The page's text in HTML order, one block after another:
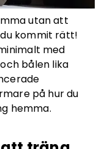
utan att
kommit rätt!
med
bålen lika
på hur du
hemma.